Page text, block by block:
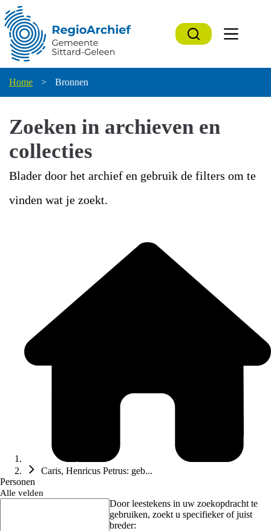
naar
de
inhoud
Home > Bronnen
Zoeken in archieven en
collecties
Blader door het archief en gebruik de filters om te
vinden wat je zoekt.
Caris, Henricus Petrus: geb...
Personen
Alle velden
Door leestekens in uw zoekopdracht te
gebruiken, zoekt u specifieker of juist
breder: